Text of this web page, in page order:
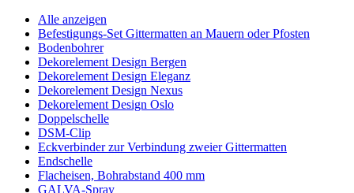
Alle anzeigen
Befestigungs-Set Gittermatten an Mauern oder Pfosten
Bodenbohrer
Dekorelement Design Bergen
Dekorelement Design Eleganz
Dekorelement Design Nexus
Dekorelement Design Oslo
Doppelschelle
DSM-Clip
Eckverbinder zur Verbindung zweier Gittermatten
Endschelle
Flacheisen, Bohrabstand 400 mm
GALVA-Spray